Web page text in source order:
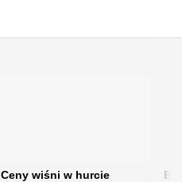
Ceny wiśni w hurcie